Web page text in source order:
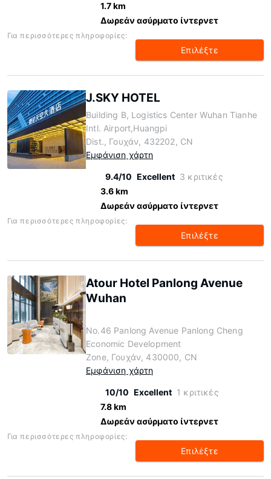
1.7 km
Δωρεάν ασύρματο ίντερνετ
Για περισσότερες πληροφορίες:
Επιλέξτε
J.SKY HOTEL
Building B, Logistics Center Wuhan Tianhe
Intl. Airport,Huangpi
Dist., Γουχάν, 432202, CN
Εμφάνιση χάρτη
9.4/10 Excellent 3 κριτικές
3.6 km
Δωρεάν ασύρματο ίντερνετ
Για περισσότερες πληροφορίες:
Επιλέξτε
Atour Hotel Panlong Avenue
Wuhan
No.46 Panlong Avenue Panlong Cheng
Economic Development
Zone, Γουχάν, 430000, CN
Εμφάνιση χάρτη
10/10 Excellent 1 κριτικές
7.8 km
Δωρεάν ασύρματο ίντερνετ
Για περισσότερες πληροφορίες:
Επιλέξτε